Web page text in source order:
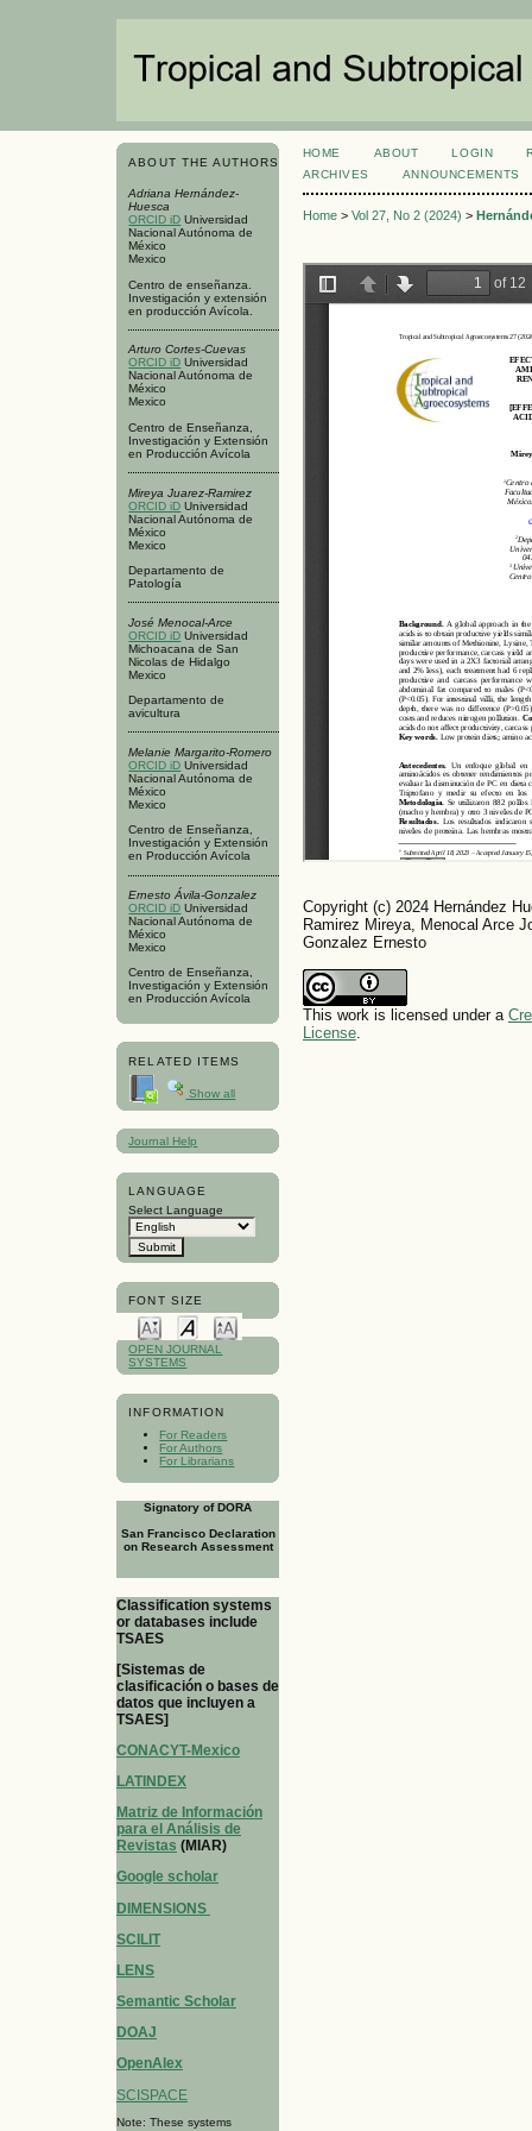
ABOUT THE AUTHORS
Adriana Hernández-
Huesca
ORCID iD Universidad
Nacional Autónoma de
México
Mexico
Centro de enseñanza.
Investigación y extensión
en producción Avícola.
Arturo Cortes-Cuevas
ORCID iD Universidad
Nacional Autónoma de
México
Mexico
Centro de Enseñanza,
Investigación y Extensión
en Producción Avícola
Mireya Juarez-Ramirez
ORCID iD Universidad
Nacional Autónoma de
México
Mexico
Departamento de
Patología
José Menocal-Arce
ORCID iD Universidad
Michoacana de San
Nicolas de Hidalgo
Mexico
Departamento de
avicultura
Melanie Margarito-Romero
ORCID iD Universidad
Nacional Autónoma de
México
Mexico
Centro de Enseñanza,
Investigación y Extensión
en Producción Avícola
Ernesto Ávila-Gonzalez
ORCID iD Universidad
Nacional Autónoma de
México
Mexico
Centro de Enseñanza,
Investigación y Extensión
en Producción Avícola
RELATED ITEMS
Show all
Journal Help
LANGUAGE
Select Language
FONT SIZE
OPEN JOURNAL
SYSTEMS
INFORMATION
For Readers
For Authors
For Librarians
Signatory of DORA
San Francisco Declaration
on Research Assessment
Classification systems
or databases include
TSAES
[Sistemas de
clasificación o bases de
datos que incluyen a
TSAES]
CONACYT-Mexico
LATINDEX
Matriz de Información
para el Análisis de
Revistas (MIAR)
Google scholar
DIMENSIONS
SCILIT
LENS
Semantic Scholar
DOAJ
OpenAlex
SCISPACE
Note: These systems
HOME ABOUT LOGIN
ARCHIVES
ANNOUNCEMENTS
Home> Vol 27, No 2 (2024) >
Copyright (c) 2024 Hernández
Ramirez Mireya, Menocal Arce
Gonzalez Ernesto
This work is licensed under a
License.